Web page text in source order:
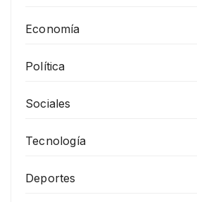
Economía
Política
Sociales
Tecnología
Deportes